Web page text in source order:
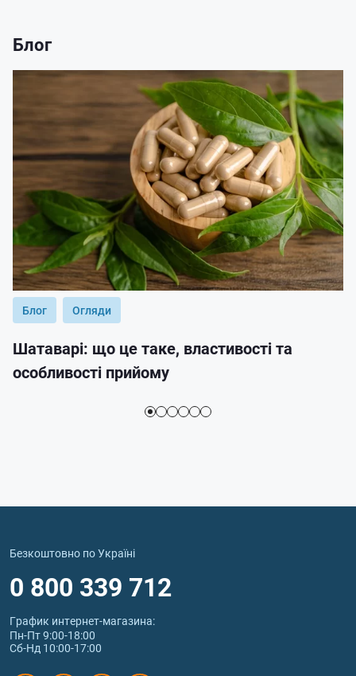
Блог
Блог Огляди
Шатаварі: що це таке, властивості та
особливості прийому
Безкоштовно по Україні
0 800 339 712
График интернет‑магазина:
Пн-Пт 9:00-18:00
Сб-Нд 10:00-17:00